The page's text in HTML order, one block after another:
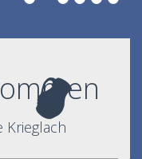
Krieglach